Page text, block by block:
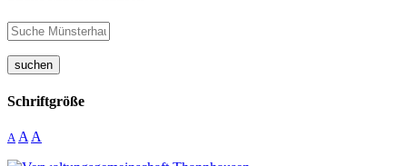
suchen
Schriftgröße
A A A